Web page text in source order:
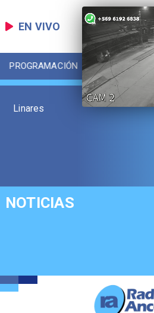
EN VIVO
PROGRAMACIÓN LOCAL
Linares
NOTICIAS